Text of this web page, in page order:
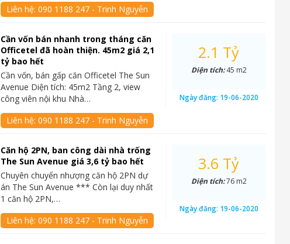
Liên hệ:090 1188 247 - Trinh Nguyễn
Cần vốn bán nhanh trong tháng căn
Officetel đã hoàn thiện. 45m2 giá 2,1
tỷ bao hết
Cần vốn, bán gấp căn Officetel The Sun
Avenue Diện tích: 45m2 Tầng 2, view
công viên nội khu Nhà…
Liên hệ:090 1188 247 - Trinh Nguyễn
2.1 Tỷ
Diện tích:45 m2
Ngày đăng: 19-06-2020
Căn hộ 2PN, ban công dài nhà trống
The Sun Avenue giá 3,6 tỷ bao hết
Chuyên chuyển nhượng căn hộ 2PN dự
án The Sun Avenue *** Còn lại duy nhất
1 căn hộ 2PN,…
Liên hệ:090 1188 247 - Trinh Nguyễn
3.6 Tỷ
Diện tích:76 m2
Ngày đăng: 19-06-2020